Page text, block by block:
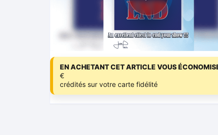
EN ACHETANT CET ARTICLE VOUS
€
crédités sur votre carte fidélité